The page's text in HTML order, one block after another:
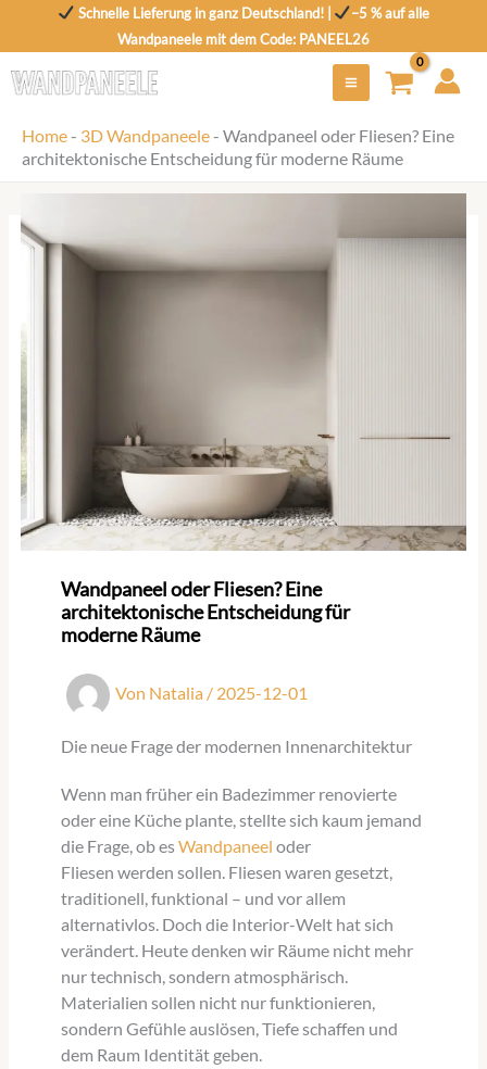
Schnelle Lieferung in ganz Deutschland! |
–5 % auf alle
Wandpaneele mit dem Code: PANEEL26
Home- 3D Wandpaneele- Wandpaneel oder Fliesen? Eine
architektonische Entscheidung für moderne Räume
Wandpaneel oder Fliesen? Eine
architektonische Entscheidung für
moderne Räume
Von Natalia / 2025-12-01
Die neue Frage der modernen Innenarchitektur
Wenn man früher ein Badezimmer renovierte
oder eine Küche plante, stellte sich kaum jemand
die Frage, ob esWandpaneel oder
Fliesen werden sollen. Fliesen waren gesetzt,
traditionell, funktional – und vor allem
alternativlos. Doch die Interior-Welt hat sich
verändert. Heute denken wir Räume nicht mehr
nur technisch, sondern atmosphärisch.
Materialien sollen nicht nur funktionieren,
sondern Gefühle auslösen, Tiefe schaffen und
dem Raum Identität geben.